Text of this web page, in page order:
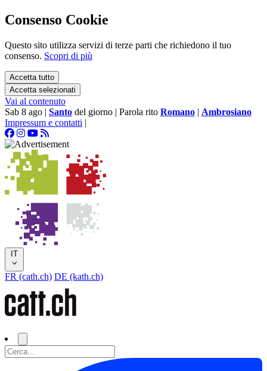
Consenso Cookie
Questo sito utilizza servizi di terze parti che richiedono il tuo
consenso. Scopri di più
Accetta tutto
Accetta selezionati
Vai al contenuto
Sab 8 ago | Santo del giorno | Parola rito Romano | Ambrosiano
Impressum e contatti |
IT
FR (cath.ch) DE (kath.ch)